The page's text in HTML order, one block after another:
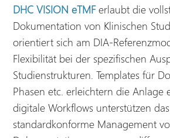
DHC VISION eTMFerlaubt die
Dokumentation von Klinischen
orientiert sich am DIA-
Flexibilität bei der spezifischen
Studienstrukturen. Templates für
Phasen etc. erleichtern die Anlage
digitale Workflows unterstützen
standardkonforme Management